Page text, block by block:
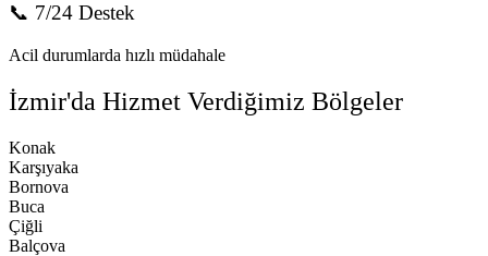
📞 7/24 Destek
Acil durumlarda hızlı müdahale
İzmir'da Hizmet Verdiğimiz Bölgeler
Konak
Karşıyaka
Bornova
Buca
Çiğli
Balçova